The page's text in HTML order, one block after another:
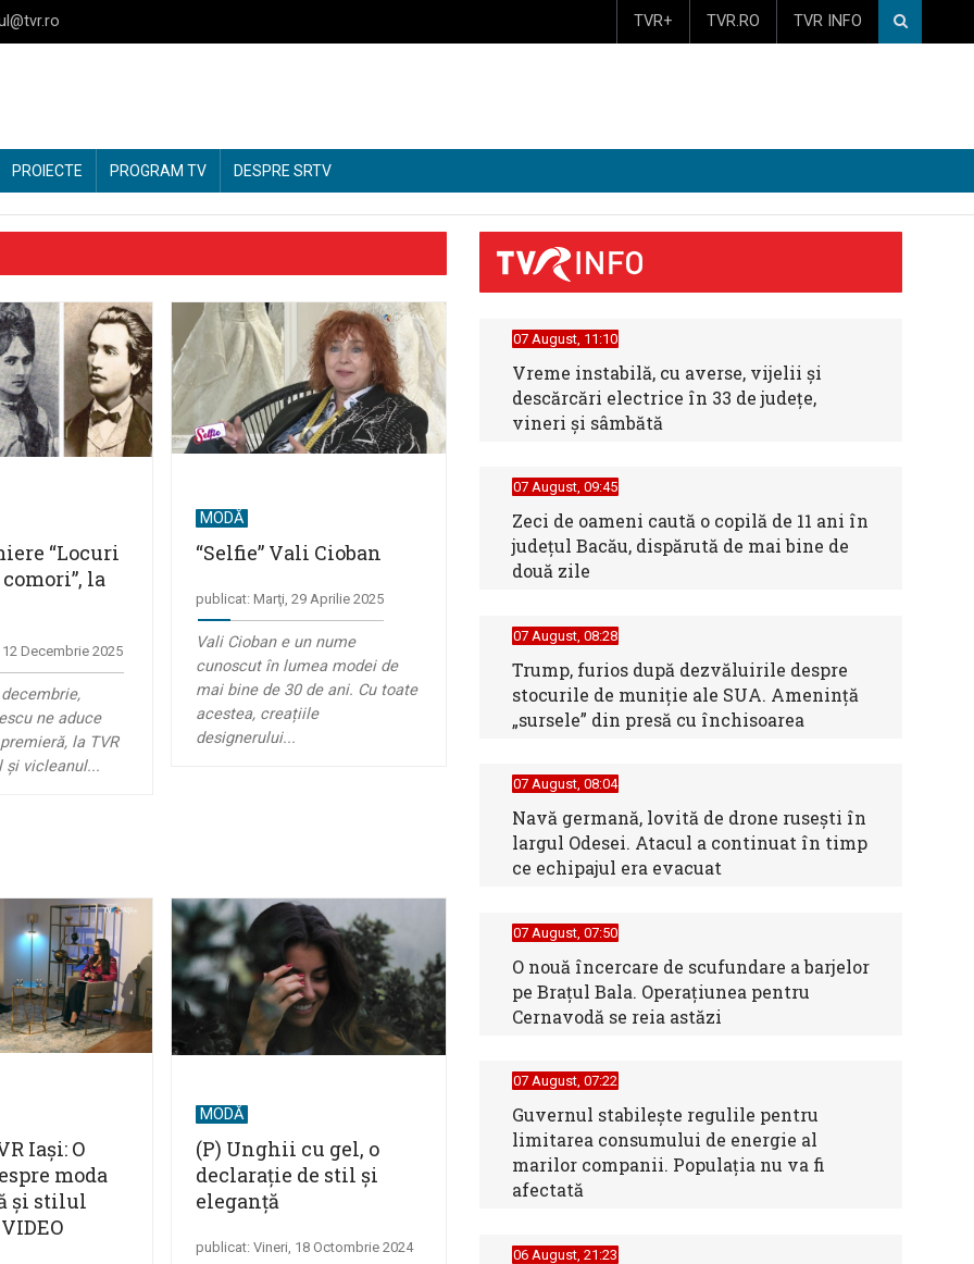
TVR+ TVR.RO TVR INFO
PROIECTE PROGRAM TV DESPRE SRTV
“Locuri
la
Decembrie 2025
ne aduce
la TVR
și vicleanul...
MODĂ
“Selfie” Vali Cioban
publicat: Marţi, 29 Aprilie 2025
Vali Cioban e un nume
cunoscut în lumea modei de
mai bine de 30 de ani. Cu toate
acestea, creațiile
designerului...
Iași: O
moda
și stilul
MODĂ
(P) Unghii cu gel, o
declarație de stil și
eleganță
publicat: Vineri, 18 Octombrie 2024
07 August, 11:10
Vreme instabilă, cu averse, vijelii şi
descărcări electrice în 33 de judeţe,
vineri şi sâmbătă
07 August, 09:45
Zeci de oameni caută o copilă de 11 ani în
judeţul Bacău, dispărută de mai bine de
două zile
07 August, 08:28
Trump, furios după dezvăluirile despre
stocurile de muniție ale SUA. Amenință
„sursele” din presă cu închisoarea
07 August, 08:04
Navă germană, lovită de drone rusești în
largul Odesei. Atacul a continuat în timp
ce echipajul era evacuat
07 August, 07:50
O nouă încercare de scufundare a barjelor
pe Brațul Bala. Operațiunea pentru
Cernavodă se reia astăzi
07 August, 07:22
Guvernul stabilește regulile pentru
limitarea consumului de energie al
marilor companii. Populația nu va fi
afectată
06 August, 21:23